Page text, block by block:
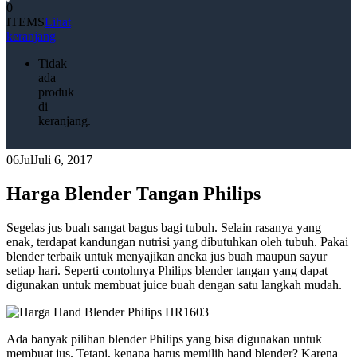
0
ITEMSLihat
keranjang
Tidak
ada
produk
di
keranjang.
06JulJuli 6, 2017
Harga Blender Tangan Philips
Segelas jus buah sangat bagus bagi tubuh. Selain rasanya yang
enak, terdapat kandungan nutrisi yang dibutuhkan oleh tubuh. Pakai
blender terbaik untuk menyajikan aneka jus buah maupun sayur
setiap hari. Seperti contohnya Philips blender tangan yang dapat
digunakan untuk membuat juice buah dengan satu langkah mudah.
Ada banyak pilihan blender Philips yang bisa digunakan untuk
membuat jus. Tetapi, kenapa harus memilih hand blender? Karena